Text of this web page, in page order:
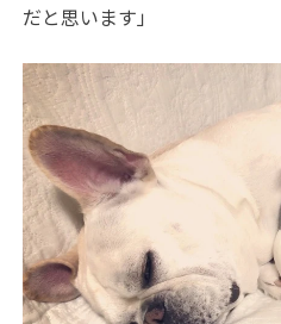
だと思います」